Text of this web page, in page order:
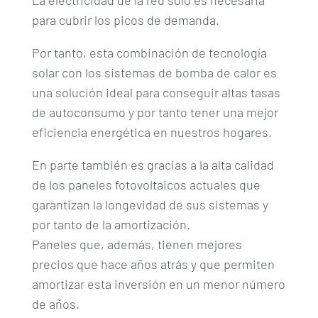
para cubrir los picos de demanda.
Por tanto, esta combinación de tecnología
solar con los sistemas de bomba de calor es
una solución ideal para conseguir altas tasas
de autoconsumo y por tanto tener una mejor
eficiencia energética en nuestros hogares.
En parte también es gracias a la alta calidad
de los paneles fotovoltaicos actuales que
garantizan la longevidad de sus sistemas y
por tanto de la amortización.
Paneles que, además, tienen mejores
precios que hace años atrás y que permiten
amortizar esta inversión en un menor número
de años.